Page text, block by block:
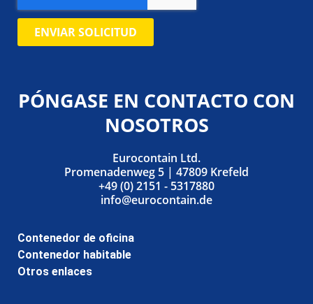
ENVIAR SOLICITUD
PÓNGASE EN CONTACTO CON
NOSOTROS
Eurocontain Ltd.
Promenadenweg 5 | 47809 Krefeld
+49 (0) 2151 - 5317880
info@eurocontain.de
Contenedor de oficina
Contenedor habitable
Otros enlaces